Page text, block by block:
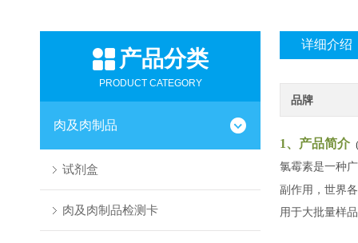
产品分类
PRODUCT CATEGORY
肉及肉制品
试剂盒
肉及肉制品检测卡
详细介绍
品牌
1、产品简介
氯霉素是一种
副作用，世界
用于大批量样